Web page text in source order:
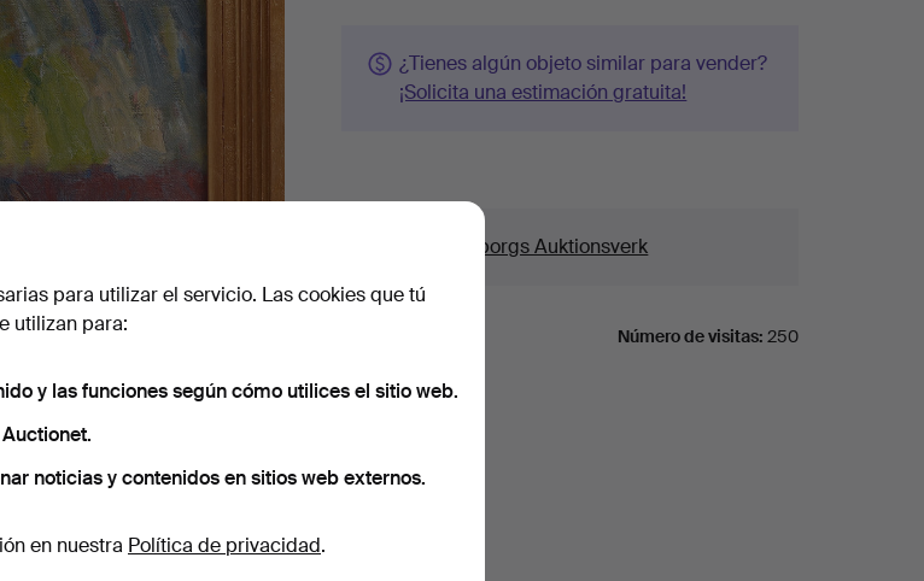
¿Tienes algún objeto similar para vender?
¡Solicita una estimación gratuita!
Göteborgs Auktionsverk
Número de visitas: 250
para utilizar el servicio. Las cookies que tú
utilizan para:
y las funciones según cómo utilices el sitio web.
noticias y contenidos en sitios web externos.
en nuestra Política de privacidad.